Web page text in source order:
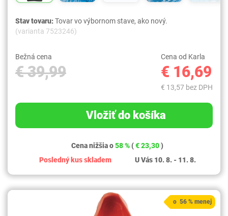
Stav tovaru:Tovar vo výbornom stave, ako nový.
(varianta 7523246)
Bežná cena
€ 39,99
Cena od Karla
€ 16,69
€ 13,57 bez DPH
Vložiť do košíka
Cena nižšia o58 % (€ 23,30)
Posledný kus skladem
U Vás 10. 8. - 11. 8.
o 56 % menej